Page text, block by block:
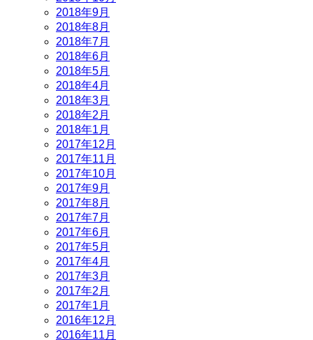
2018年9月
2018年8月
2018年7月
2018年6月
2018年5月
2018年4月
2018年3月
2018年2月
2018年1月
2017年12月
2017年11月
2017年10月
2017年9月
2017年8月
2017年7月
2017年6月
2017年5月
2017年4月
2017年3月
2017年2月
2017年1月
2016年12月
2016年11月